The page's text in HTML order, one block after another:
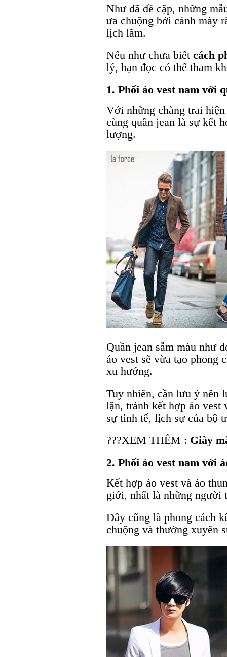
Như đã đề cập, những
ưa chuộng bởi cánh mày
lịch lãm.
Nếu như chưa biết cách
lý, bạn đọc có thể tham
1. Phối áo vest nam với
Với những chàng trai
cùng quần jean là sự kết
lượng.
Quần jean sẫm màu như
áo vest sẽ vừa tạo phong
xu hướng.
Tuy nhiên, cần lưu ý nên
lặn, tránh kết hợp áo vest
sự tinh tế, lịch sự của bộ
???XEM THÊM : Giày
2. Phối áo vest nam với
Kết hợp áo vest và áo
giới, nhất là những người
Đây cũng là phong cách
chuộng và thường xuyên